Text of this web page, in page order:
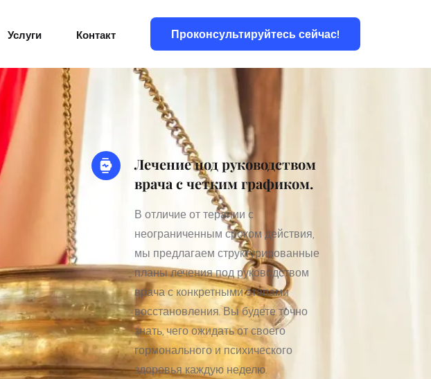
Услуги Контакт БлогиПроконсультируйтесь сейчас!
Лечение под руководством
врача с четким графиком.
В отличие от терапии с
неограниченным сроком действия,
мы предлагаем структурированные
планы лечения под руководством
врача с конкретными этапами
восстановления. Вы будете точно
знать, чего ожидать от своего
гормонального и психического
здоровья каждую неделю.